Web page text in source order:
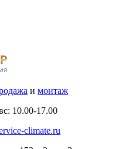
и монтаж
10.00-17.00
climate.ru